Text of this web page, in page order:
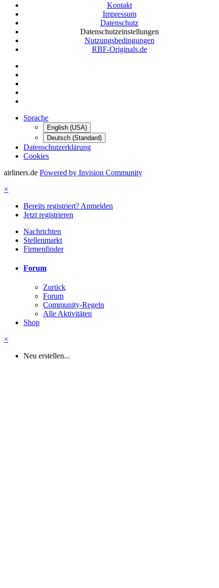
Kontakt
Impressum
Datenschutz
Datenschutzeinstellungen
Nutzungsbedingungen
RBF-Originals.de
Sprache
English (USA)
Deutsch (Standard)
Datenschutzerklärung
Cookies
airliners.de Powered by Invision Community
×
Bereits registriert? Anmelden
Jetzt registrieren
Nachrichten
Stellenmarkt
Firmenfinder
Forum
Zurück
Forum
Community-Regeln
Alle Aktivitäten
Shop
×
Neu erstellen...